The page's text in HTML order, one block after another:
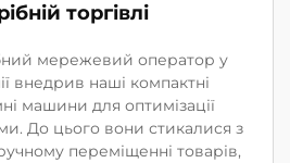
торгівлі
мережевий оператор у
внедрив наші компактні
машини для оптимізації
До цього вони стикалися з
переміщенні товарів,